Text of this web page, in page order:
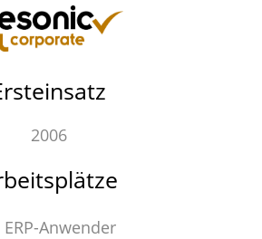
2006
ERP-Anwender